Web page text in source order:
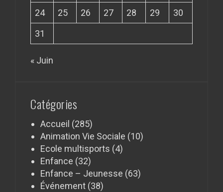
24
25 26 27 28 29
30
31
« Juin
Catégories
Accueil (285)
Animation Vie Sociale (10)
Ecole multisports (4)
Enfance (32)
Enfance – Jeunesse (63)
Événement (38)